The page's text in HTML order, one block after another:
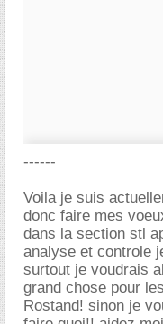
------
Voila je suis
donc faire mes
dans la section stl
analyse et controle
surtout je voudrais
grand chose pour
Rostand! sinon je